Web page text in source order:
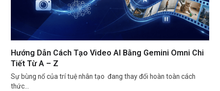
Hướng Dẫn Cách Tạo Video AI Bằng Gemini Omni Chi
Tiết Từ A – Z
Sự bùng nổ của trí tuệ nhân tạo đang thay đổi hoàn toàn cách
thức…